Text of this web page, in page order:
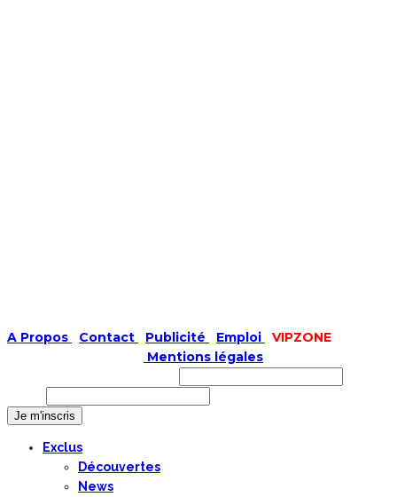
A Propos Contact Publicité Emploi
VIPZONE
Mentions légales
Exclus
Découvertes
News